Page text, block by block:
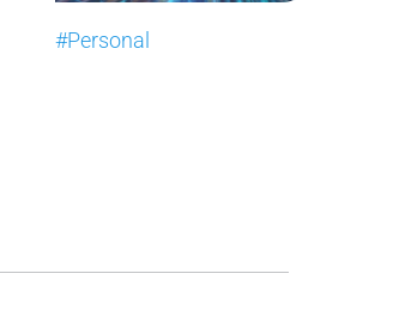
#Personal